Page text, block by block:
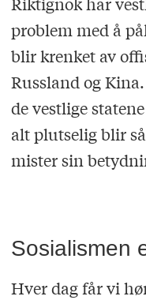
problem med å
blir krenket av
Russland og
de vestlige
alt plutselig blir
mister sin
Sosialismen
Hver dag får vi